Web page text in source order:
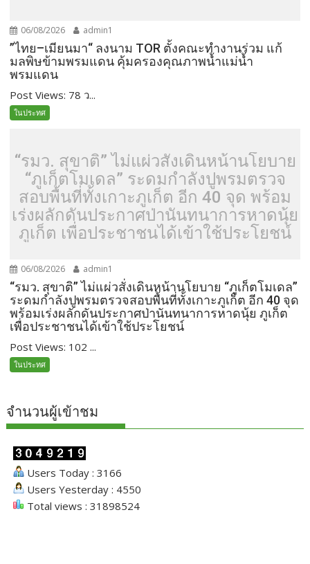
06/08/2026 admin1
”ไทย–เมียนมา“ ลงนาม TOR ตั้งคณะทำงานร่วม แก้
มลพิษข้ามพรมแดน คุ้มครองคุณภาพน้ำแม่น้ำ
พรมแดน
Post Views: 78 ว...
ในประทศ
“รมว. สุขาติ” ไม่แผ่วสั่งเดินหน้านโยบาย
“ภูเก็ตโมเดล” ระดมกำลังปูพรมตรวจ
สอบพื้นที่ทั้งเกาะภูเก็ต อีก 40 จุด พร้อม
เร่งผลักดันประกาศป่านันทนาการหาดนุ้ย
ภูเก็ต เพื่อประชาชนได้เข้าใช้ประโยชน์
06/08/2026 admin1
“รมว. สุขาติ” ไม่แผ่วสั่งเดินหน้านโยบาย “ภูเก็ตโมเดล”
ระดมกำลังปูพรมตรวจสอบพื้นที่ทั้งเกาะภูเก็ต อีก 40 จุด
พร้อมเร่งผลักดันประกาศป่านันทนาการหาดนุ้ย ภูเก็ต
เพื่อประชาชนได้เข้าใช้ประโยชน์
Post Views: 102 ...
ในประทศ
จำนวนผู้เข้าชม
Users Today : 3166
Users Yesterday : 4550
Total views : 31898524